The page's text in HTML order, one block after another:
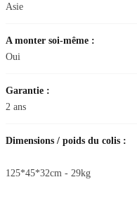
Asie
A monter soi-même :
Oui
Garantie :
2 ans
Dimensions / poids du colis :
125*45*32cm - 29kg